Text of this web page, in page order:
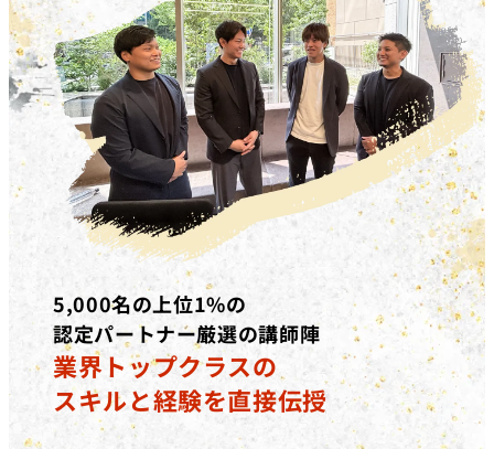
5,000名の上位1%の
認定パートナー厳選の講師陣
業界トップクラスの
スキルと経験を直接伝授